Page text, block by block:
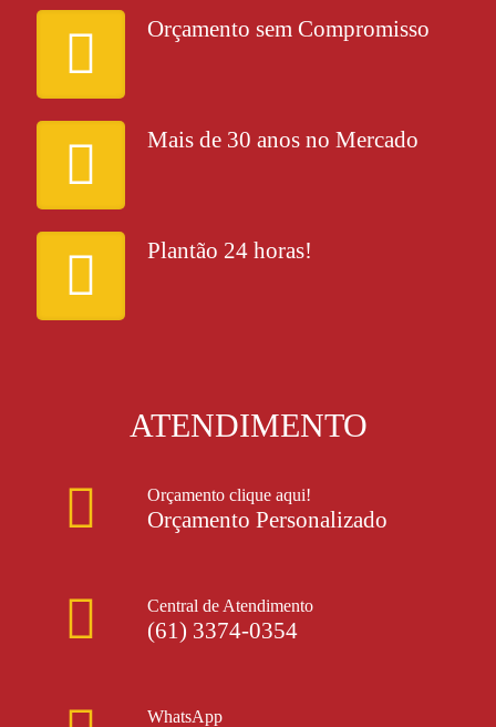
Orçamento sem Compromisso
Mais de 30 anos no Mercado
Plantão 24 horas!
ATENDIMENTO
Orçamento clique aqui!
Orçamento Personalizado
Central de Atendimento
(61) 3374-0354
WhatsApp